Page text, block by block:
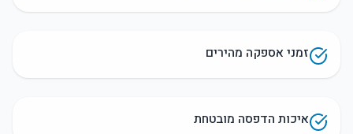
זמני אספקה מהירים
איכות הדפסה מובטחת